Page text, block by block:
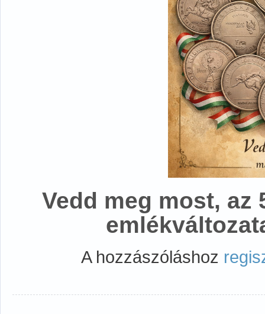
Vedd meg most,
A hozzászóláshoz